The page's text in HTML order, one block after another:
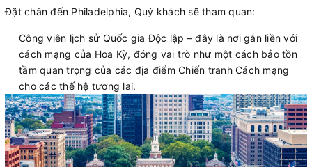
Đặt chân đến Philadelphia, Quý khách sẽ tham quan:
Công viên lịch sử Quốc gia Độc lập – đây là nơi gắn liền với
cách mạng của Hoa Kỳ, đóng vai trò như một cách bảo tồn
tầm quan trọng của các địa điểm Chiến tranh Cách mạng
cho các thế hệ tương lai.